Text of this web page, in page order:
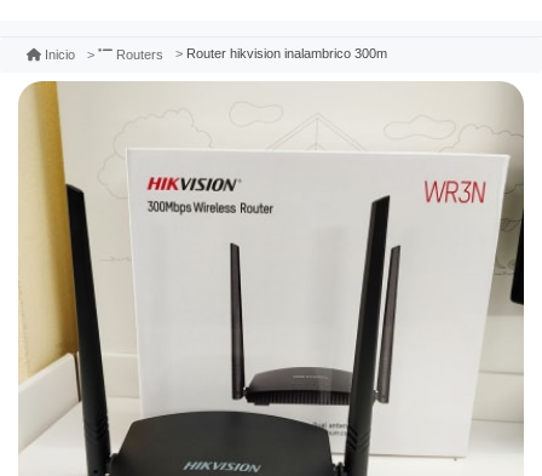
Inicio Routers Router hikvision inalambrico 300m